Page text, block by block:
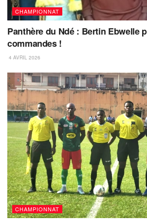
CHAMPIONNAT
Panthère du Ndé : Bertin Ebwelle
commandes !
4 AVRIL 2026
CHAMPIONNAT